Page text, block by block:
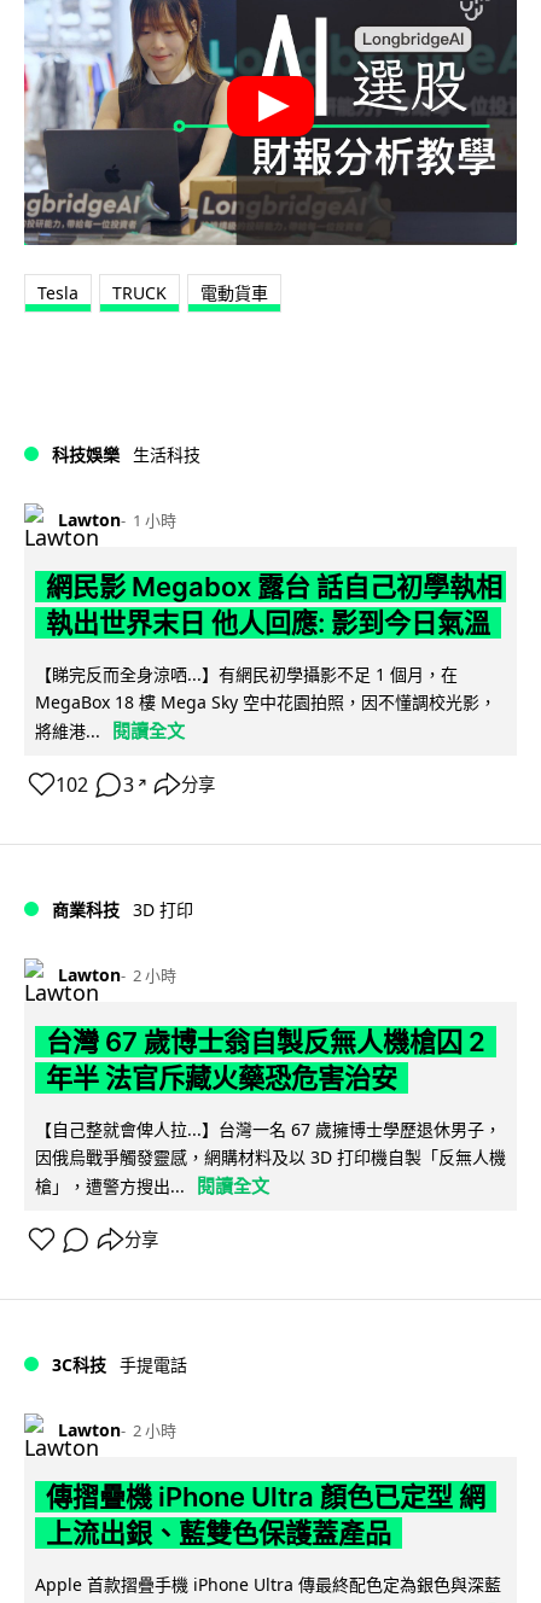
Tesla TRUCK 電動貨車
科技娛樂 生活科技
Lawton 1 小時
網民影 Megabox 露台 話自己初學執相
執出世界末日 他人回應: 影到今日氣溫
【睇完反而全身涼哂...】有網民初學攝影不足 1 個月，在
MegaBox 18 樓 Mega Sky 空中花園拍照，因不懂調校光影，
將維港...
閱讀全文
102 3 ↗ 分享
商業科技 3D 打印
Lawton 2 小時
台灣 67 歲博士翁自製反無人機槍囚 2
年半 法官斥藏火藥恐危害治安
【自己整就會俾人拉...】台灣一名 67 歲擁博士學歷退休男子，
因俄烏戰爭觸發靈感，網購材料及以 3D 打印機自製「反無人機
槍」，遭警方搜出...
閱讀全文
分享
3C科技 手提電話
Lawton 2 小時
傳摺疊機 iPhone Ultra 顏色已定型 網
上流出銀、藍雙色保護蓋產品
Apple 首款摺疊手機 iPhone Ultra 傳最終配色定為銀色與深藍